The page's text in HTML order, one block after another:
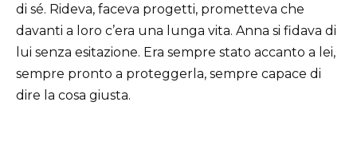
di sé. Rideva, faceva progetti, prometteva che
davanti a loro c’era una lunga vita. Anna si fidava di
lui senza esitazione. Era sempre stato accanto a lei,
sempre pronto a proteggerla, sempre capace di
dire la cosa giusta.